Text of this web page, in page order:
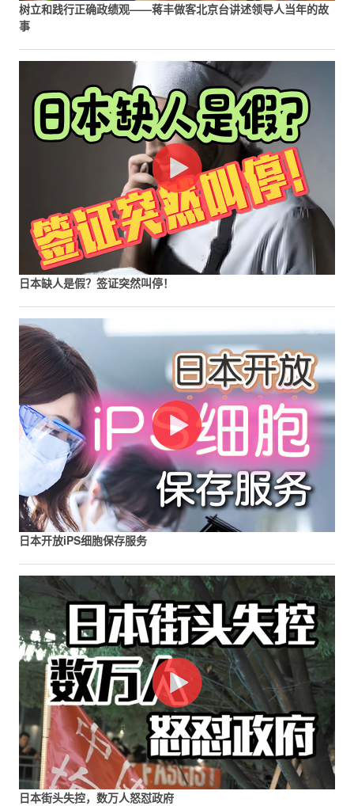
树立和践行正确政绩观——蒋丰做客北京台讲述领导人当年的故
事
日本缺人是假？签证突然叫停！
日本开放iPS细胞保存服务
日本街头失控，数万人怒怼政府